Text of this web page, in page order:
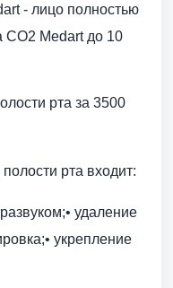
- лицо полностью
СО2 Medart до 10
рта за 3500
рта входит:
удаление
укрепление